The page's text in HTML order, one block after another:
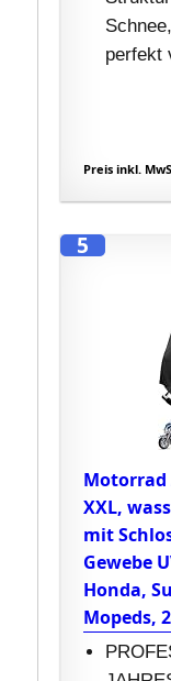
perfekt
Preis inkl.
5
Motorrad
XXL,
mit
Gewebe
Honda,
Mopeds,